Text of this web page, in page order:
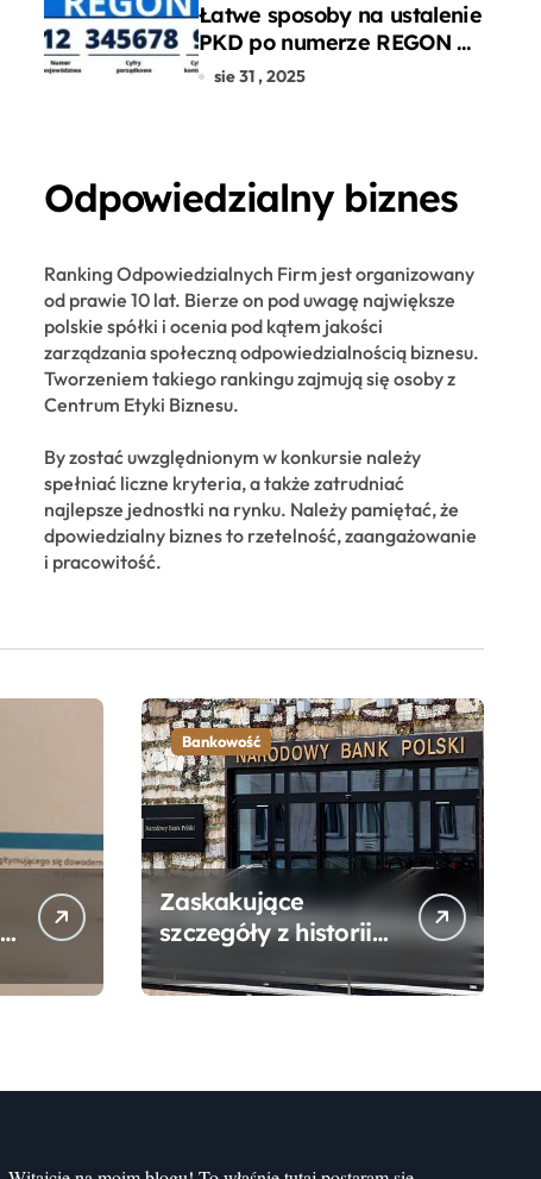
Łatwe sposoby na ustalenie
PKD po numerze REGON w
kilku prostych krokach
sie 31 , 2025
Odpowiedzialny biznes
Ranking Odpowiedzialnych Firm jest organizowany
od prawie 10 lat. Bierze on pod uwagę największe
polskie spółki i ocenia pod kątem jakości
zarządzania społeczną odpowiedzialnością biznesu.
Tworzeniem takiego rankingu zajmują się osoby z
Centrum Etyki Biznesu.
By zostać uwzględnionym w konkursie należy
spełniać liczne kryteria, a także zatrudniać
najlepsze jednostki na rynku. Należy pamiętać, że
dpowiedzialny biznes to rzetelność, zaangażowanie
i pracowitość.
Bankowość
Zaskakujące
szczegóły z historii
Narodowego Banku